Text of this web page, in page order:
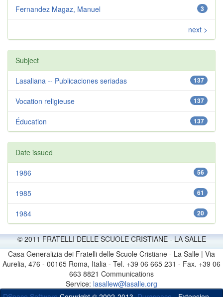
3
Fernandez Magaz, Manuel
next >
Subject
137
Lasaliana -- Publicaciones seriadas
137
Vocation religieuse
137
Éducation
Date issued
56
1986
61
1985
20
1984
© 2011 FRATELLI DELLE SCUOLE CRISTIANE - LA SALLE
Casa Generalizia dei Fratelli delle Scuole Cristiane - La Salle | Via
Aurelia, 476 - 00165 Roma, Italia - Tel. +39 06 665 231 - Fax. +39 06
663 8821 Communications
Service: lasallew@lasalle.org